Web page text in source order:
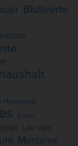
Blutwerte
Hydrolysat
Kreatin
Life Style
Mentales